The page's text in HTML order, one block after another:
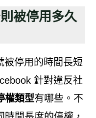
被停用多久
被停用的時間長短
針對違反社
權類型有哪些。不